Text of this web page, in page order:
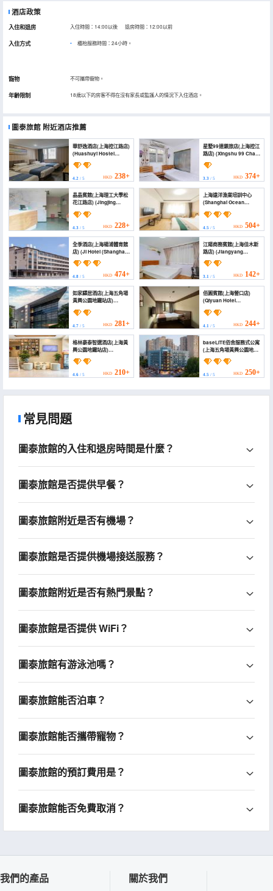
酒店政策
入住和退房 入住時間：14:00以後 退房時間：12:00以前
入住方式 櫃枱服務時間：24小時。
寵物 不可攜帶寵物。
年齡限制 18歲以下的房客不得在沒有家長或監護人的情況下入住酒店。
圖泰旅館 附近酒店推薦
華舒逸酒店(上海控江路店)
(Huashuyi Hostel
(Shanghai Kongjiang
Road))
4.2 / 5 HKD 238+
星墅99連鎖旅店(上海控江
路店) (Xingshu 99 Chain
Hotel (Shanghai
Kongjiang Road Shop))
3.3/ 5 HKD 374+
晶晶賓館(上海理工大學松
花江路店) (Jingjing
Hostel)
4.3 / 5 HKD 228+
上海遠洋漁業培訓中心
(Shanghai Ocean
Fishery Training Center
Hote)
4.5/ 5 HKD 504+
全季酒店(上海楊浦體育館
店) (JI Hotel (Shanghai
Yangpu Gymnasium))
4.8 / 5 HKD 474+
江陽商務賓館(上海佳木斯
路店) (Jiangyang
Business Hotel
(Shanghai Jiamusi
Road))
3.1/ 5 HKD 142+
如家驛居酒店(上海五角場
黃興公園地鐵站店)
(Home Inn Hotel
(Shanghai Huangxing
Park Subway Station))
4.7 / 5 HKD 281+
佰圓賓館(上海營口店)
(Qiyuan Hotel
(Shanghai Yingkou
Branch))
4.1/ 5 HKD 244+
格林豪泰智選酒店(上海黃
興公園地鐵站店)
(GreenTree Inn
(Shanghai Huangxing
Park Metro Station))
4.6 / 5 HKD 210+
baseLITE佰舍服務式公寓
(上海五角場黃興公園地鐵
站店) (baseLITE
HUANGXING Serviced
Apartment)
4.5/ 5 HKD 250+
常見問題
圖泰旅館的入住和退房時間是什麼？
圖泰旅館是否提供早餐？
圖泰旅館附近是否有機場？
圖泰旅館是否提供機場接送服務？
圖泰旅館附近是否有熱門景點？
圖泰旅館是否提供 WiFi？
圖泰旅館有游泳池嗎？
圖泰旅館能否泊車？
圖泰旅館能否攜帶寵物？
圖泰旅館的預訂費用是？
圖泰旅館能否免費取消？
我們的產品 關於我們